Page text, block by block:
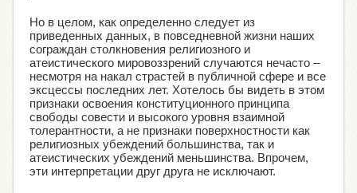
Но в целом, как определенно следует из
приведенных данных, в повседневной жизни наших
сограждан столкновения религиозного и
атеистического мировоззрений случаются нечасто –
несмотря на накал страстей в публичной сфере и все
эксцессы последних лет. Хотелось бы видеть в этом
признаки освоения конституционного принципа
свободы совести и высокого уровня взаимной
толерантности, а не признаки поверхностности как
религиозных убеждений большинства, так и
атеистических убеждений меньшинства. Впрочем,
эти интерпретации друг друга не исключают.